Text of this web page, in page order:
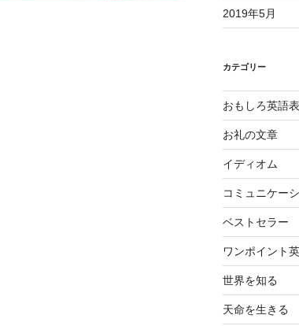
2019年5月
カテゴリー
おもしろ英語
お礼の文章
イディオム
コミュニケー
ベストセラー
ワンポイント
世界を知る
天命を生きる